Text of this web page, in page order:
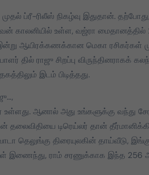
ப்ரீ-ரிலீஸ் நிகழ்வு இதுதான்.
காலனியில் உள்ள, வஜ்ரா மைதானத்தில்
ஆயிரக்கணக்கான மெகா ரசிகர்கள்
தில் ராஜு சிறப்பு விருந்தினராகக்
இடம் பிடித்தது.
ஆனால் அது உங்களுக்கு வந்து
டிரெய்லர் தான்
தெலுங்கு திரையுலகின் தாய்வீடு,
இணைந்து, ராம் சரணுக்காக இந்த 256
எந்த ஆதாயமும் இன்றி
என்னோடு பயணிக்கும்
என் தொண்டர்களின்
உணர்வுகளை
மதிக்கிறேன்.